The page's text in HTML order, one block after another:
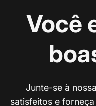
Você
Junte-se à
satisfeitos e